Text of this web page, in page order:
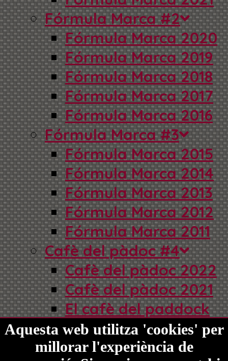
Fórmula Marca #2
Fórmula Marca 2020
Fórmula Marca 2019
Fórmula Marca 2018
Fórmula Marca 2017
Fórmula Marca 2016
Fórmula Marca #3
Fórmula Marca 2015
Fórmula Marca 2014
Fórmula Marca 2013
Fórmula Marca 2012
Fórmula Marca 2011
Cafè del pàdoc #4
Cafè del pàdoc 2022
Cafè del pàdoc 2021
El cafè del paddock
2015
El cafè del paddock
Aquesta web utilitza 'cookies' per
millorar l'experiència de